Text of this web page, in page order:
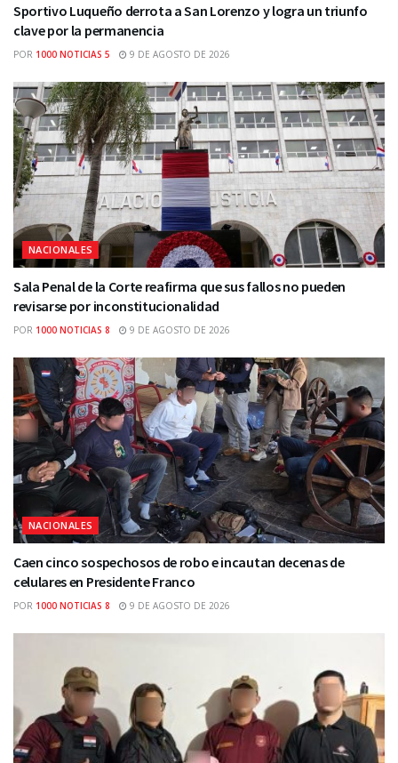
Sportivo Luqueño derrota a San Lorenzo y logra un triunfo
clave por la permanencia
POR 1000 NOTICIAS 5 9 DE AGOSTO DE 2026
NACIONALES
Sala Penal de la Corte reafirma que sus fallos no pueden
revisarse por inconstitucionalidad
POR 1000 NOTICIAS 8 9 DE AGOSTO DE 2026
NACIONALES
Caen cinco sospechosos de robo e incautan decenas de
celulares en Presidente Franco
POR 1000 NOTICIAS 8 9 DE AGOSTO DE 2026